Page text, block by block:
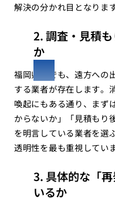
解決の分かれ目となります
2. 調査・見積
か
福岡県内でも、遠方への
する業者が存在します。
喚起にもある通り、まず
からないか」「見積もり
を明言している業者を選
透明性を最も重視していま
3. 具体的な「
いるか